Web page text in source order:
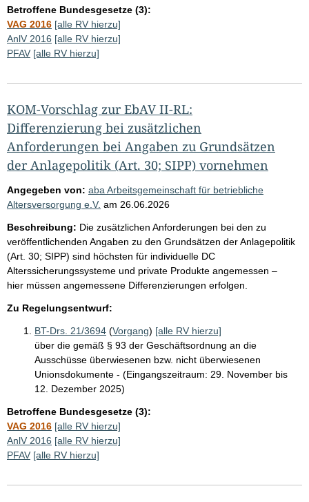
Betroffene Bundesgesetze (3):
VAG 2016 [alle RV hierzu]
AnlV 2016 [alle RV hierzu]
PFAV [alle RV hierzu]
KOM-Vorschlag zur EbAV II-RL:
Differenzierung bei zusätzlichen
Anforderungen bei Angaben zu Grundsätzen
der Anlagepolitik (Art. 30; SIPP) vornehmen
Angegeben von: aba Arbeitsgemeinschaft für betriebliche
Altersversorgung e.V. am 26.06.2026
Beschreibung: Die zusätzlichen Anforderungen bei den zu
veröffentlichenden Angaben zu den Grundsätzen der Anlagepolitik
(Art. 30; SIPP) sind höchsten für individuelle DC
Alterssicherungssysteme und private Produkte angemessen –
hier müssen angemessene Differenzierungen erfolgen.
Zu Regelungsentwurf:
BT-Drs. 21/3694 (Vorgang) [alle RV hierzu]
über die gemäß § 93 der Geschäftsordnung an die
Ausschüsse überwiesenen bzw. nicht überwiesenen
Unionsdokumente - (Eingangszeitraum: 29. November bis
12. Dezember 2025)
Betroffene Bundesgesetze (3):
VAG 2016 [alle RV hierzu]
AnlV 2016 [alle RV hierzu]
PFAV [alle RV hierzu]